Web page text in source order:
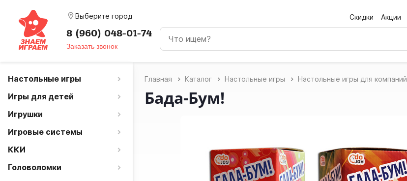
room Выберите город Скидки Акции
8 (960) 048-01-74
Заказать звонок
Настольные игры
Игры для детей
Игрушки
Игровые системы
ККИ
Головоломки
Главная Каталог Настольные игры Настольные игры для компаний
Бада-Бум!